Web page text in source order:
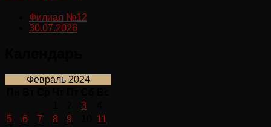
Филиал №12
30.07.2026
Февраль 2024
3
5
6 7 8 9 11